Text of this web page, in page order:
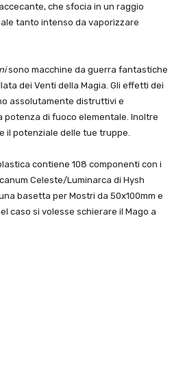
che sfocia in un raggio
tanto intenso da vaporizzare
sono macchine da guerra fantastiche
dei Venti della Magia. Gli effetti dei
assolutamente distruttivi e
potenza di fuoco elementale. Inoltre
il potenziale delle tue truppe.
contiene 108 componenti con i
Celeste/Luminarca di Hysh
basetta per Mostri da 50x100mm e
caso si volesse schierare il Mago a